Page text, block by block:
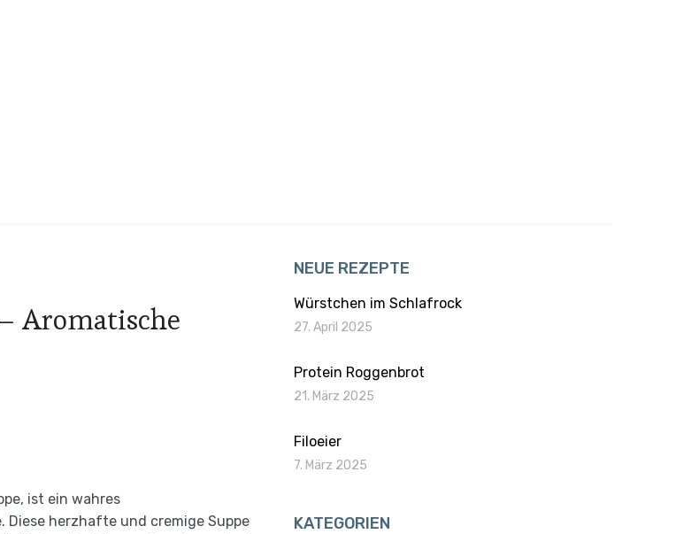
Aromatische
ist ein wahres
Diese herzhafte und cremige Suppe
NEUE REZEPTE
Würstchen im Schlafrock
27. April 2025
Protein Roggenbrot
21. März 2025
Filoeier
7. März 2025
KATEGORIEN